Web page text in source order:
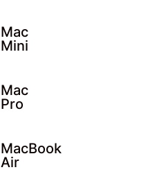
Mac
Mini
Mac
Pro
MacBook
Air